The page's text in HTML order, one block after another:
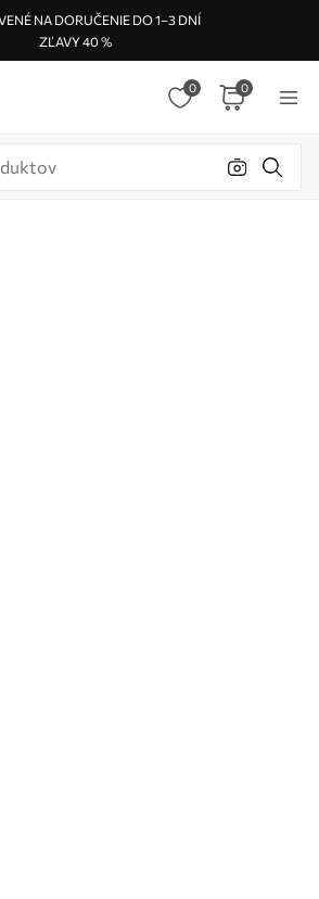
NA DORUČENIE DO 1–3 DNÍ
ZĽAVY 40 %
0 0